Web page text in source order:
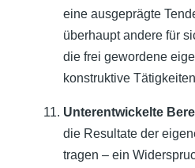
eine ausgeprägte
überhaupt andere für
die frei gewordene
konstruktive
Unterentwickelte
die Resultate der
tragen – ein